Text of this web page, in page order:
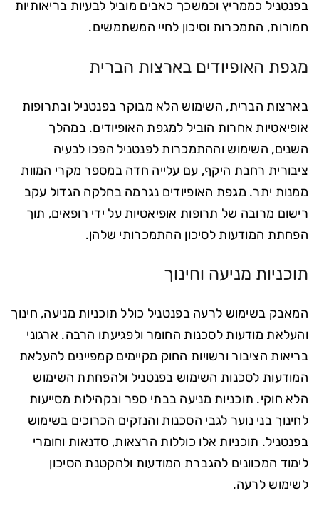
בפנטניל כממריץ וכמשכך כאבים מוביל לבעיות בריאותיות
חמורות, התמכרות וסיכון לחיי המשתמשים.
מגפת האופיודים בארצות הברית
בארצות הברית, השימוש הלא מבוקר בפנטניל ובתרופות
אופיאטיות אחרות הוביל למגפת האופיודים. במהלך
השנים, השימוש וההתמכרות לפנטניל הפכו לבעיה
ציבורית רחבת היקף, עם עלייה חדה במספר מקרי המוות
ממנות יתר. מגפת האופיודים נגרמה בחלקה הגדול עקב
רישום מרובה של תרופות אופיאטיות על ידי רופאים, תוך
הפחתת המודעות לסיכון ההתמכרותי שלהן.
תוכניות מניעה וחינוך
המאבק בשימוש לרעה בפנטניל כולל תוכניות מניעה, חינוך
והעלאת מודעות לסכנות החומר ולפגיעתו הרבה. ארגוני
בריאות הציבור ורשויות החוק מקיימים קמפיינים להעלאת
המודעות לסכנות השימוש בפנטניל ולהפחתת השימוש
הלא חוקי. תוכניות מניעה בבתי ספר ובקהילות מסייעות
לחינוך בני נוער לגבי הסכנות והנזקים הכרוכים בשימוש
בפנטניל. תוכניות אלו כוללות הרצאות, סדנאות וחומרי
לימוד המכוונים להגברת המודעות ולהקטנת הסיכון
לשימוש לרעה.